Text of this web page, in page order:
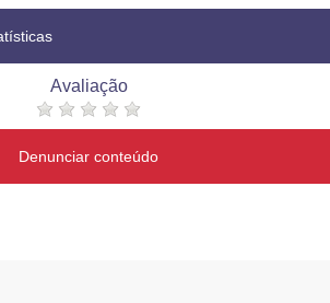
Avaliação
Denunciar conteúdo